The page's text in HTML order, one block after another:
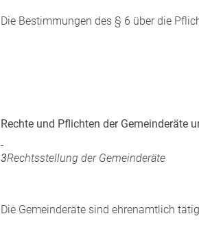
Die Bestimmungen des § 6 über die
Rechte und Pflichten der Gemeinderäte
3Rechtsstellung der Gemeinderäte
Die Gemeinderäte sind ehrenamtlich